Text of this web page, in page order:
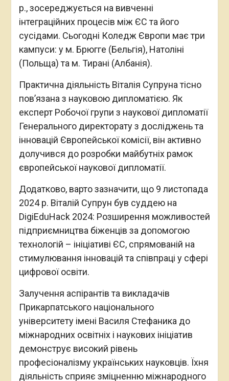
р., зосереджується на вивченні
інтеграційних процесів між ЄС та його
сусідами. Сьогодні Коледж Європи має три
кампуси: у м. Брюгге (Бельгія), Натоліні
(Польща) та м. Тирані (Албанія).
Практична діяльність Віталія Супруна тісно
пов’язана з науковою дипломатією. Як
експерт Робочої групи з наукової дипломатії
Генерального директорату з досліджень та
інновацій Європейської комісії, він активно
долучився до розробки майбутніх рамок
європейської наукової дипломатії.
Додатково, варто зазначити, що 9 листопада
2024 р. Віталій Супрун був суддею на
DigiEduHack 2024: Розширення можливостей
підприємництва біженців за допомогою
технологій – ініціативі ЄС, спрямованій на
стимулювання інновацій та співпраці у сфері
цифрової освіти.
Залучення аспірантів та викладачів
Прикарпатського національного
університету імені Василя Стефаника до
міжнародних освітніх і наукових ініціатив
демонструє високий рівень
професіоналізму українських науковців. Їхня
діяльність сприяє зміцненню міжнародного